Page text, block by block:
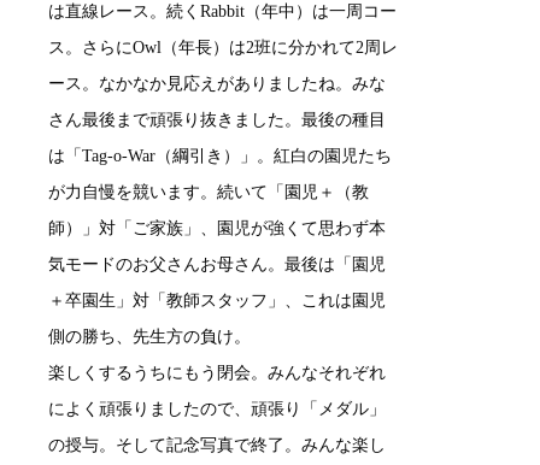
は直線レース。続くRabbit（年中）は一周コー
ス。さらにOwl（年長）は2班に分かれて2周レ
ース。なかなか見応えがありましたね。みな
さん最後まで頑張り抜きました。最後の種目
は「Tag-o-War（綱引き）」。紅白の園児たち
が力自慢を競います。続いて「園児＋（教
師）」対「ご家族」、園児が強くて思わず本
気モードのお父さんお母さん。最後は「園児
＋卒園生」対「教師スタッフ」、これは園児
側の勝ち、先生方の負け。
楽しくするうちにもう閉会。みんなそれぞれ
によく頑張りましたので、頑張り「メダル」
の授与。そして記念写真で終了。みんな楽し